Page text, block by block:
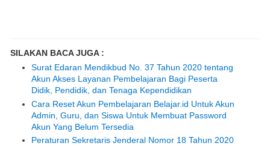
SILAKAN BACA JUGA :
Surat Edaran Mendikbud No. 37 Tahun 2020 tentang
Akun Akses Layanan Pembelajaran Bagi Peserta
Didik, Pendidik, dan Tenaga Kependidikan
Cara Reset Akun Pembelajaran Belajar.id Untuk Akun
Admin, Guru, dan Siswa Untuk Membuat Password
Akun Yang Belum Tersedia
Peraturan Sekretaris Jenderal Nomor 18 Tahun 2020